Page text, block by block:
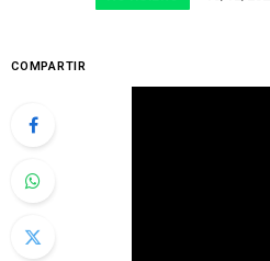
COMPARTIR